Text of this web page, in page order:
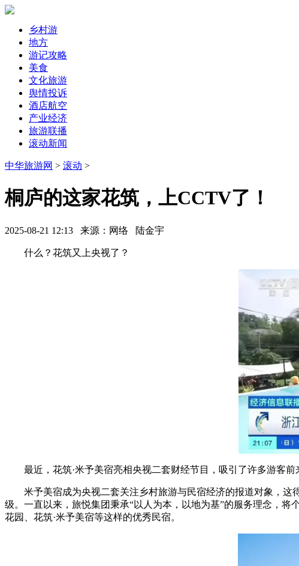
乡村游
地方
游记攻略
美食
文化旅游
舆情投诉
酒店航空
产业经济
旅游联播
滚动新闻
中华旅游网 > 滚动 >
桐庐的这家花筑，上CCTV了！
2025-08-21 12:13 来源：网络 陆金宇
什么？花筑又上央视了？
最近，花筑·米予美宿亮相央视二套财经节目，吸引了许多游客前
米予美宿成为央视二套关注乡村旅游与民宿经济的报道对象，这
级。一直以来，旅悦集团秉承“以人为本，以地为基”的服务理念，
花园、花筑·米予美宿等这样的优秀民宿。